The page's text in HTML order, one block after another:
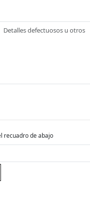
recuadro de abajo